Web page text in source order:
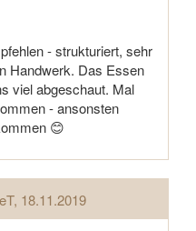
- strukturiert, sehr
Handwerk. Das Essen
viel abgeschaut. Mal
- ansonsten
😊
, 18.11.2019